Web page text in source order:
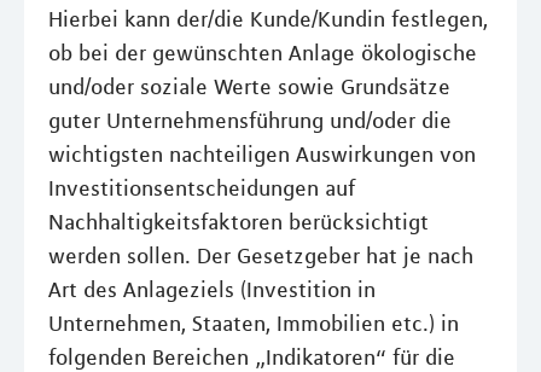
Hierbei kann der/die Kunde/Kundin festlegen,
ob bei der gewünschten Anlage ökologische
und/oder soziale Werte sowie Grundsätze
guter Unternehmensführung und/oder die
wichtigsten nachteiligen Auswirkungen von
Investitionsentscheidungen auf
Nachhaltigkeitsfaktoren berücksichtigt
werden sollen. Der Gesetzgeber hat je nach
Art des Anlageziels (Investition in
Unternehmen, Staaten, Immobilien etc.) in
folgenden Bereichen „Indikatoren“ für die